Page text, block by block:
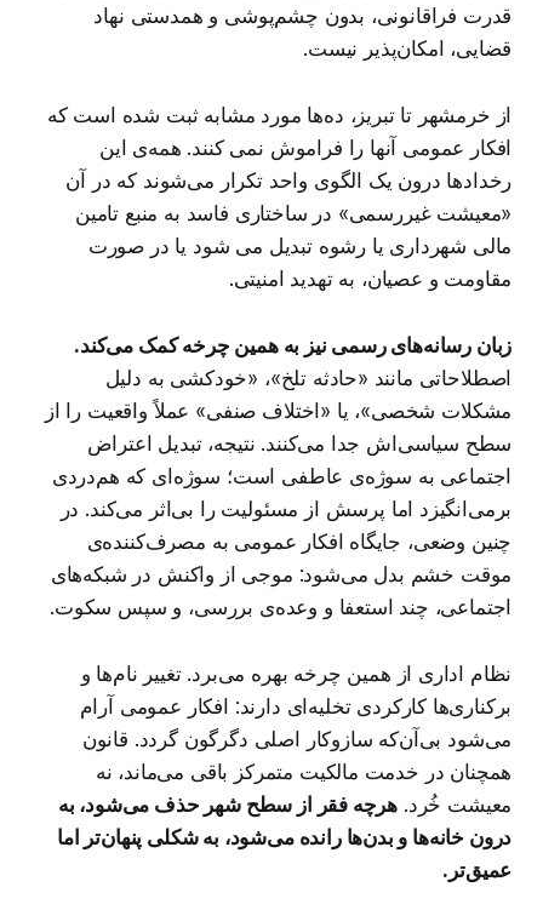
قدرت فراقانونی، بدون چشم‌پوشی و همدستی نهاد
قضایی، امکان‌پذیر نیست.
از خرمشهر تا تبریز، ده‌ها مورد مشابه ثبت شده است که
افکار عمومی آنها را فراموش نمی کنند. همه‌ی این
رخدادها درون یک الگوی واحد تکرار می‌شوند که در آن
«معیشت غیررسمی» در ساختاری فاسد به منبع تامین
مالی شهرداری یا رشوه تبدیل می شود یا در صورت
مقاومت و عصیان، به تهدید امنیتی.
زبان رسانه‌های رسمی نیز به همین چرخه کمک می‌کند.
اصطلاحاتی مانند «حادثه تلخ»، «خودکشی به دلیل
مشکلات شخصی»، یا «اختلاف صنفی» عملاً واقعیت را از
سطح سیاسی‌اش جدا می‌کنند. نتیجه، تبدیل اعتراض
اجتماعی به سوژه‌ی عاطفی است؛ سوژه‌ای که هم‌دردی
برمی‌انگیزد اما پرسش از مسئولیت را بی‌اثر می‌کند. در
چنین وضعی، جایگاه افکار عمومی به مصرف‌کننده‌ی
موقت خشم بدل می‌شود: موجی از واکنش در شبکه‌های
اجتماعی، چند استعفا و وعده‌ی بررسی، و سپس سکوت.
نظام اداری از همین چرخه بهره می‌برد. تغییر نام‌ها و
برکناری‌ها کارکردی تخلیه‌ای دارند: افکار عمومی آرام
می‌شود بی‌آن‌که سازوکار اصلی دگرگون گردد. قانون
همچنان در خدمت مالکیت متمرکز باقی می‌ماند، نه
معیشت خُرد. هرچه فقر از سطح شهر حذف می‌شود، به
درون خانه‌ها و بدن‌ها رانده می‌شود، به شکلی پنهان‌تر اما
عمیق‌تر.